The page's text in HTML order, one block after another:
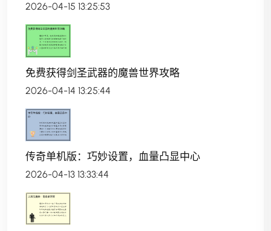
2026-04-15 13:25:53
免费获得剑圣武器的魔兽世界攻略
2026-04-14 13:25:44
传奇单机版：巧妙设置，血量凸显中心
2026-04-13 13:33:44